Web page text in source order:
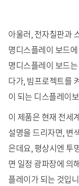
아울러, 전자칠판과
명디스플레이 보드
명디스플레이 보드
다가, 빔프로젝트를
이 되는 디스플레이
이 제품은 현재 전세
설명을 드리자면, 변
은데요, 평상시엔 투
면 일정 광파장에 의
플레이가 되는 것입